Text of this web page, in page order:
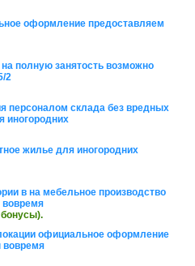
оформление предоставляем
полную занятость возможно
2
персоналом склада без вредных
иногородних
жилье для иногородних
в на мебельное производство
бонусы).
официальное оформление
вовремя